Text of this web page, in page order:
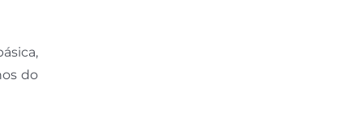
do